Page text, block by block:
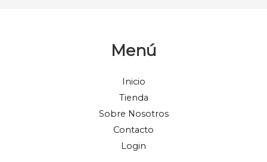
Menú
Inicio
Tienda
Sobre Nosotros
Contacto
Login